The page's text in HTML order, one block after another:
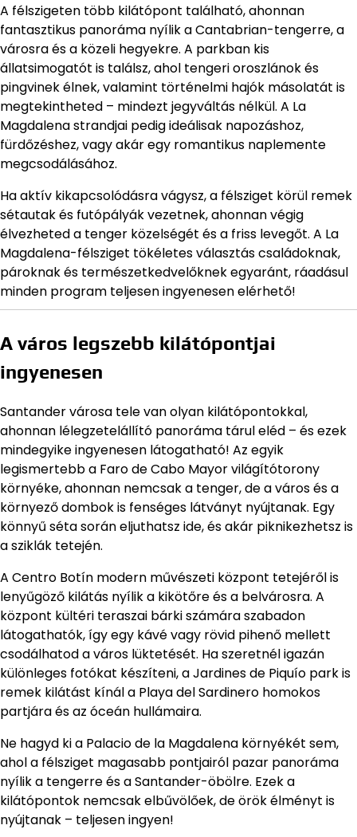
A félszigeten több kilátópont található, ahonnan
fantasztikus panoráma nyílik a Cantabrian-tengerre, a
városra és a közeli hegyekre. A parkban kis
állatsimogatót is találsz, ahol tengeri oroszlánok és
pingvinek élnek, valamint történelmi hajók másolatát is
megtekintheted – mindezt jegyváltás nélkül. A La
Magdalena strandjai pedig ideálisak napozáshoz,
fürdőzéshez, vagy akár egy romantikus naplemente
megcsodálásához.
Ha aktív kikapcsolódásra vágysz, a félsziget körül remek
sétautak és futópályák vezetnek, ahonnan végig
élvezheted a tenger közelségét és a friss levegőt. A La
Magdalena-félsziget tökéletes választás családoknak,
pároknak és természetkedvelőknek egyaránt, ráadásul
minden program teljesen ingyenesen elérhető!
A város legszebb kilátópontjai
ingyenesen
Santander városa tele van olyan kilátópontokkal,
ahonnan lélegzetelállító panoráma tárul eléd – és ezek
mindegyike ingyenesen látogatható! Az egyik
legismertebb a Faro de Cabo Mayor világítótorony
környéke, ahonnan nemcsak a tenger, de a város és a
környező dombok is fenséges látványt nyújtanak. Egy
könnyű séta során eljuthatsz ide, és akár piknikezhetsz is
a sziklák tetején.
A Centro Botín modern művészeti központ tetejéről is
lenyűgöző kilátás nyílik a kikötőre és a belvárosra. A
központ kültéri teraszai bárki számára szabadon
látogathatók, így egy kávé vagy rövid pihenő mellett
csodálhatod a város lüktetését. Ha szeretnél igazán
különleges fotókat készíteni, a Jardines de Piquío park is
remek kilátást kínál a Playa del Sardinero homokos
partjára és az óceán hullámaira.
Ne hagyd ki a Palacio de la Magdalena környékét sem,
ahol a félsziget magasabb pontjairól pazar panoráma
nyílik a tengerre és a Santander-öbölre. Ezek a
kilátópontok nemcsak elbűvölőek, de örök élményt is
nyújtanak – teljesen ingyen!